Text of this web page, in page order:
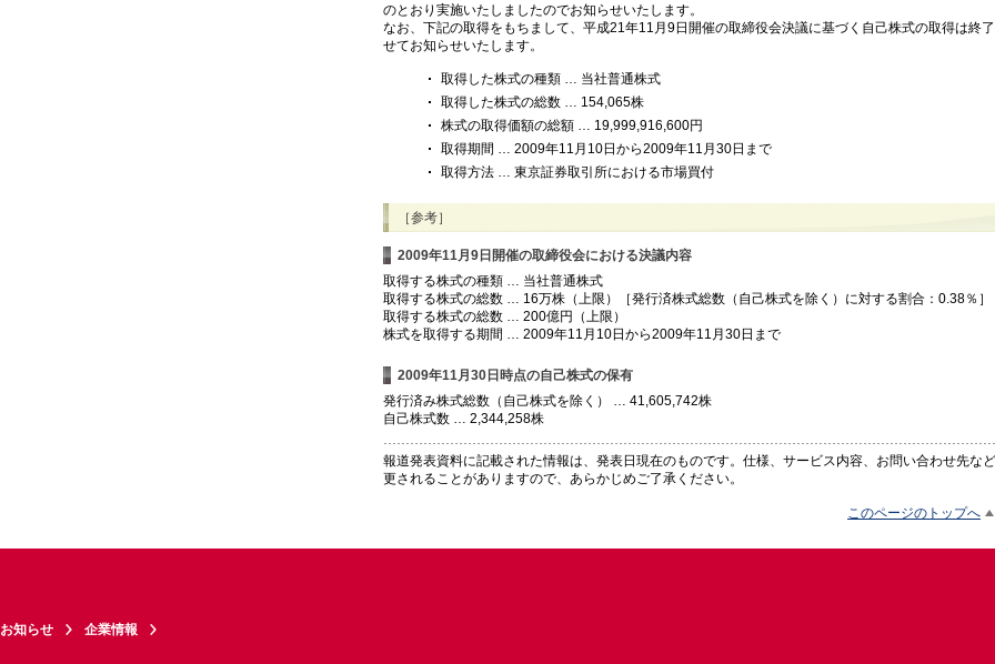
のとおり実施いたしましたのでお知らせいたします。
なお、下記の取得をもちまして、平成21年11月9日開催の取締役会決議に基づく自己株式の取得は終
せてお知らせいたします。
取得した株式の種類 … 当社普通株式
取得した株式の総数 … 154,065株
株式の取得価額の総額 … 19,999,916,600円
取得期間 … 2009年11月10日から2009年11月30日まで
取得方法 … 東京証券取引所における市場買付
［参考］
2009年11月9日開催の取締役会における決議内容
取得する株式の種類 … 当社普通株式
取得する株式の総数 … 16万株（上限）［発行済株式総数（自己株式を除く）に対する割合：0.38％］
取得する株式の総数 … 200億円（上限）
株式を取得する期間 … 2009年11月10日から2009年11月30日まで
2009年11月30日時点の自己株式の保有
発行済み株式総数（自己株式を除く） … 41,605,742株
自己株式数 … 2,344,258株
報道発表資料に記載された情報は、発表日現在のものです。仕様、サービス内容、お問い合わせ先な
更されることがありますので、あらかじめご了承ください。
このページのトップへ
お知らせ 企業情報